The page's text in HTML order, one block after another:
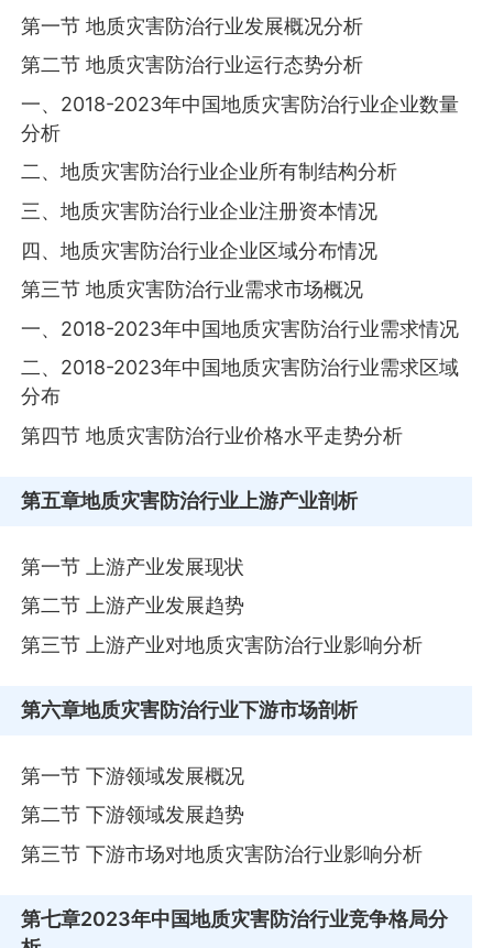
第一节 地质灾害防治行业发展概况分析
第二节 地质灾害防治行业运行态势分析
一、2018-2023年中国地质灾害防治行业企业数量
分析
二、地质灾害防治行业企业所有制结构分析
三、地质灾害防治行业企业注册资本情况
四、地质灾害防治行业企业区域分布情况
第三节 地质灾害防治行业需求市场概况
一、2018-2023年中国地质灾害防治行业需求情况
二、2018-2023年中国地质灾害防治行业需求区域
分布
第四节 地质灾害防治行业价格水平走势分析
第五章地质灾害防治行业上游产业剖析
第一节 上游产业发展现状
第二节 上游产业发展趋势
第三节 上游产业对地质灾害防治行业影响分析
第六章地质灾害防治行业下游市场剖析
第一节 下游领域发展概况
第二节 下游领域发展趋势
第三节 下游市场对地质灾害防治行业影响分析
第七章2023年中国地质灾害防治行业竞争格局分